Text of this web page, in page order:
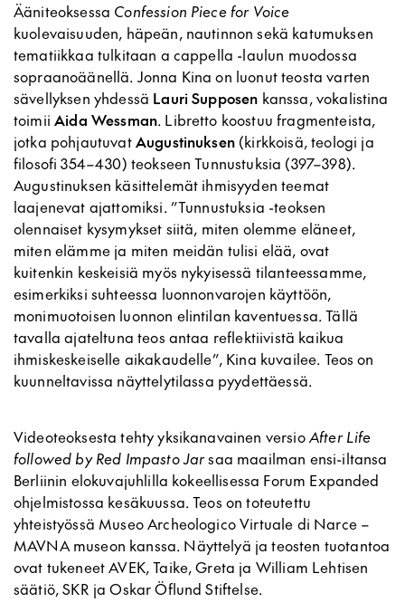
Ääniteoksessa Confession Piece for Voice
kuolevaisuuden, häpeän, nautinnon sekä katumuksen
tematiikkaa tulkitaan a cappella -laulun muodossa
sopraanoäänellä. Jonna Kina on luonut teosta varten
sävellyksen yhdessä Lauri Supposen kanssa, vokalistina
toimiiAida Wessman. Libretto koostuu fragmenteista,
jotka pohjautuvatAugustinuksen(kirkkoisä, teologi ja
filosofi 354–430) teokseen Tunnustuksia (397–398).
Augustinuksen käsittelemät ihmisyyden teemat
laajenevat ajattomiksi. ”Tunnustuksia -teoksen
olennaiset kysymykset siitä, miten olemme eläneet,
miten elämme ja miten meidän tulisi elää, ovat
kuitenkin keskeisiä myös nykyisessä tilanteessamme,
esimerkiksi suhteessa luonnonvarojen käyttöön,
monimuotoisen luonnon elintilan kaventuessa. Tällä
tavalla ajateltuna teos antaa reflektiivistä kaikua
ihmiskeskeiselle aikakaudelle”, Kina kuvailee. Teos on
kuunneltavissa näyttelytilassa pyydettäessä.
Videoteoksesta tehty yksikanavainen versioAfter Life
followed by Red Impasto Jarsaa maailman ensi-iltansa
Berliinin elokuvajuhlilla kokeellisessa Forum Expanded
ohjelmistossa kesäkuussa. Teos on toteutettu
yhteistyössä Museo Archeologico Virtuale di Narce –
MAVNA museon kanssa. Näyttelyä ja teosten tuotantoa
ovat tukeneet AVEK, Taike, Greta ja William Lehtisen
säätiö, SKR ja Oskar Öflund Stiftelse.